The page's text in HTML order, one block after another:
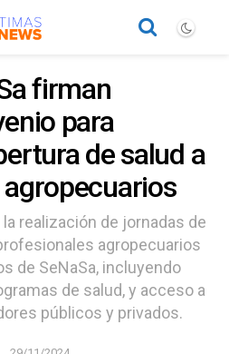
firman
para
de salud a
realización de jornadas de
agropecuarios
de SeNaSa, incluyendo
de salud, y acceso a
públicos y privados.